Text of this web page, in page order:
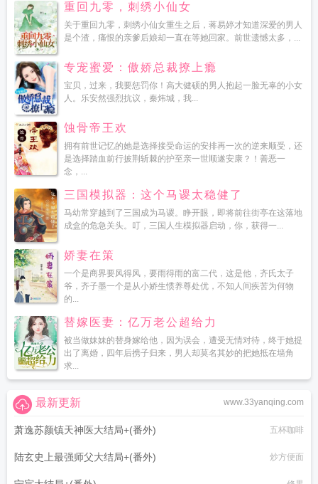
重回九零，刺绣小仙女
关于重回九零，刺绣小仙女重生之后，蒋易婷才知道深爱的男人
是个渣，痛恨的亲爹后娘却一直在等她回家。前世遗憾太多，...
专宠蜜爱：傲娇总裁撩上瘾
宝贝，过来，我要惩罚你！高大健硕的男人抱起一脸无辜的小女
人。乐安然强烈抗议，秦炜城，我...
蚀骨帝王欢
拥有前世记忆的她是选择接受命运的安排再一次的逆来顺受，还
是选择踏血前行披荆斩棘的护至亲一世顺遂安康？！善恶一
念，...
三国模拟器：这个马谡太稳健了
马幼常穿越到了三国成为马谡。睁开眼，即将前往街亭在这落地
成盒的危急关头。叮，三国人生模拟器启动，你，获得一...
娇妻在策
一个是商界要风得风，要雨得雨的富二代，这是他，齐氏太子
爷，齐子墨一个是从小娇生惯养尊处优，不知人间疾苦为何物
的...
替嫁医妻：亿万老公超给力
被当做妹妹的替身嫁给他，因为误会，遭受无情对待，终于她提
出了离婚，四年后携子归来，男人却莫名其妙的把她抵在墙角
求...
www.33yanqing.com
最新更新
萧逸苏颜镇天神医大结局+(番外) 五杯咖啡
陆玄史上最强师父大结局+(番外) 炒方便面